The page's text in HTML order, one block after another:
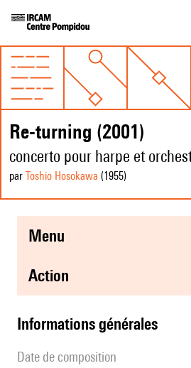
Re-turning (2001)
concerto pour harpe et
par Toshio Hosokawa (1955)
menu
action
informations générales
date de composition